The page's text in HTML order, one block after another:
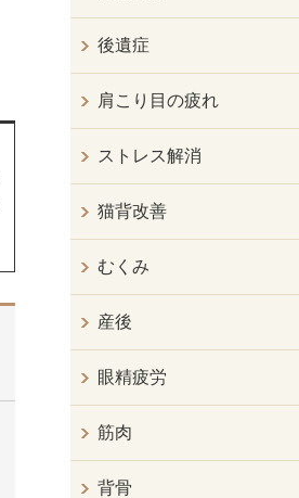
後遺症
肩こり目の疲れ
ストレス解消
猫背改善
むくみ
産後
眼精疲労
筋肉
背骨